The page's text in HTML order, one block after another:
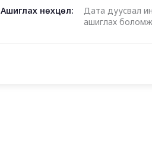
Ашиглах нөхцөл:
Дата дуусвал
ашиглах